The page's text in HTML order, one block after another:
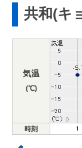
共和(キ
気温
(℃)
時刻